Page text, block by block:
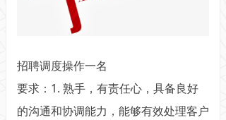
招聘调度操作一名
要求：1. 熟手，有责任心，具备良好
的沟通和协调能力，能够有效处理客户